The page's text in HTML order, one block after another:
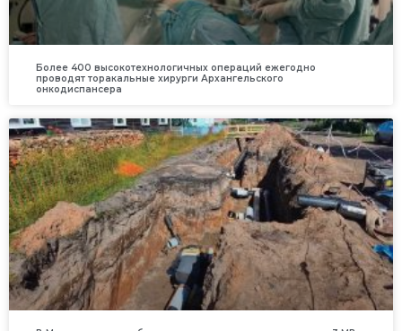
Более 400 высокотехнологичных операций ежегодно
проводят торакальные хирурги Архангельского
онкодиспансера